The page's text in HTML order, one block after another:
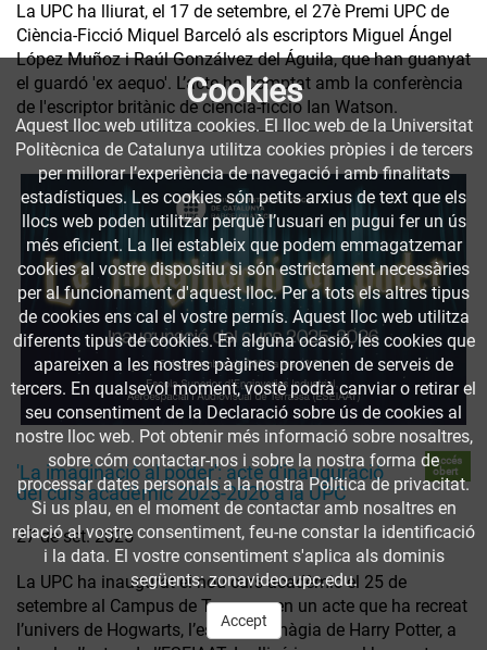
La UPC ha lliurat, el 17 de setembre, el 27è Premi UPC de
Ciència-Ficció Miquel Barceló als escriptors Miguel Ángel
López Muñoz i Raúl Gonzálvez del Águila, que han guanyat
el guardó 'ex aequo'. L’acte ha comptat amb la conferència
de l'escriptor britànic de ciència-ficció Ian Watson.
'La imaginació al poder': acte d'inauguració
del curs acadèmic 2025-2026 a la UPC
Accés
obert
27 de set. 2025
La UPC ha inaugurat el nou curs acadèmic el 25 de
setembre al Campus de Terrassa, en un acte que ha recreat
l’univers de Hogwarts, l’escola de màgia de Harry Potter, a
Cookies
Aquest lloc web utilitza cookies. El lloc web de la Universitat
Politècnica de Catalunya utilitza cookies pròpies i de tercers
per millorar l’experiència de navegació i amb finalitats
estadístiques. Les cookies són petits arxius de text que els
llocs web poden utilitzar perquè l’usuari en pugui fer un ús
més eficient. La llei estableix que podem emmagatzemar
cookies al vostre dispositiu si són estrictament necessàries
per al funcionament d'aquest lloc. Per a tots els altres tipus
de cookies ens cal el vostre permís. Aquest lloc web utilitza
diferents tipus de cookies. En alguna ocasió, les cookies que
apareixen a les nostres pàgines provenen de serveis de
tercers. En qualsevol moment, vostè podrà canviar o retirar el
seu consentiment de la Declaració sobre ús de cookies al
nostre lloc web. Pot obtenir més informació sobre nosaltres,
sobre cóm contactar-nos i sobre la nostra forma de
processar dates personals a la nostra Política de privacitat.
Si us plau, en el moment de contactar amb nosaltres en
relació al vostre consentiment, feu-ne constar la identificació
i la data. El vostre consentiment s'aplica als dominis
següents: zonavideo.upc.edu.
Accept